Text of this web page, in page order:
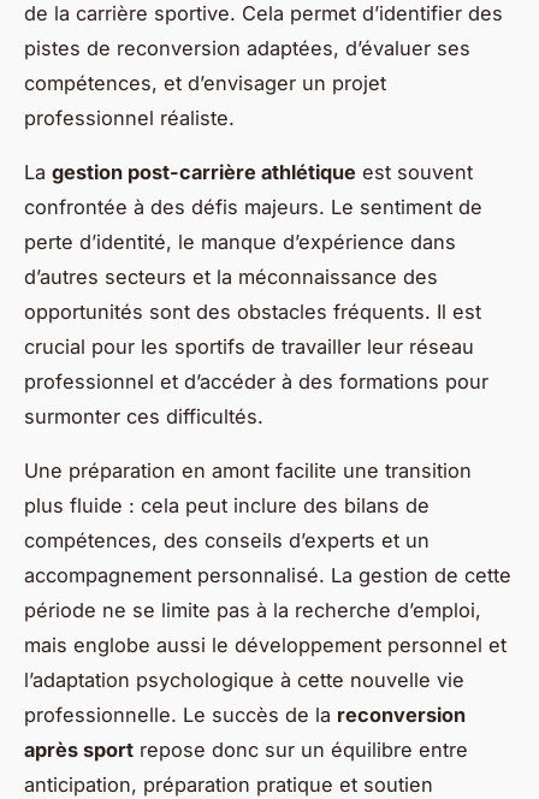
de la carrière sportive. Cela permet d’identifier des
pistes de reconversion adaptées, d’évaluer ses
compétences, et d’envisager un projet
professionnel réaliste.
La gestion post-carrière athlétique est souvent
confrontée à des défis majeurs. Le sentiment de
perte d’identité, le manque d’expérience dans
d’autres secteurs et la méconnaissance des
opportunités sont des obstacles fréquents. Il est
crucial pour les sportifs de travailler leur réseau
professionnel et d’accéder à des formations pour
surmonter ces difficultés.
Une préparation en amont facilite une transition
plus fluide : cela peut inclure des bilans de
compétences, des conseils d’experts et un
accompagnement personnalisé. La gestion de cette
période ne se limite pas à la recherche d’emploi,
mais englobe aussi le développement personnel et
l’adaptation psychologique à cette nouvelle vie
professionnelle. Le succès de la reconversion
après sport repose donc sur un équilibre entre
anticipation, préparation pratique et soutien